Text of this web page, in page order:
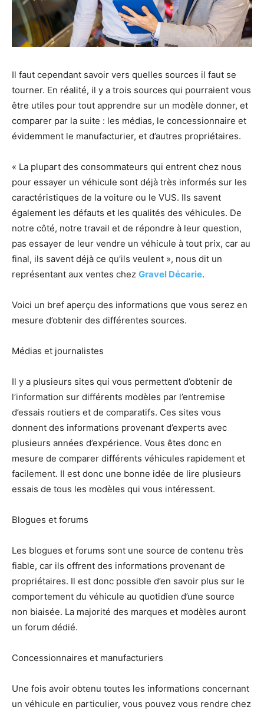
Il faut cependant savoir vers quelles sources il faut se
tourner. En réalité, il y a trois sources qui pourraient vous
être utiles pour tout apprendre sur un modèle donner, et
comparer par la suite : les médias, le concessionnaire et
évidemment le manufacturier, et d’autres propriétaires.
« La plupart des consommateurs qui entrent chez nous
pour essayer un véhicule sont déjà très informés sur les
caractéristiques de la voiture ou le VUS. Ils savent
également les défauts et les qualités des véhicules. De
notre côté, notre travail et de répondre à leur question,
pas essayer de leur vendre un véhicule à tout prix, car au
final, ils savent déjà ce qu’ils veulent », nous dit un
représentant aux ventes chez Gravel Décarie.
Voici un bref aperçu des informations que vous serez en
mesure d’obtenir des différentes sources.
Médias et journalistes
Il y a plusieurs sites qui vous permettent d’obtenir de
l’information sur différents modèles par l’entremise
d’essais routiers et de comparatifs. Ces sites vous
donnent des informations provenant d’experts avec
plusieurs années d’expérience. Vous êtes donc en
mesure de comparer différents véhicules rapidement et
facilement. Il est donc une bonne idée de lire plusieurs
essais de tous les modèles qui vous intéressent.
Blogues et forums
Les blogues et forums sont une source de contenu très
fiable, car ils offrent des informations provenant de
propriétaires. Il est donc possible d’en savoir plus sur le
comportement du véhicule au quotidien d’une source
non biaisée. La majorité des marques et modèles auront
un forum dédié.
Concessionnaires et manufacturiers
Une fois avoir obtenu toutes les informations concernant
un véhicule en particulier, vous pouvez vous rendre chez